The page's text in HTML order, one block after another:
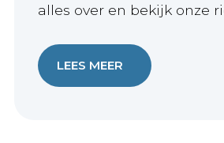
alles over en bekijk onze
LEES MEER